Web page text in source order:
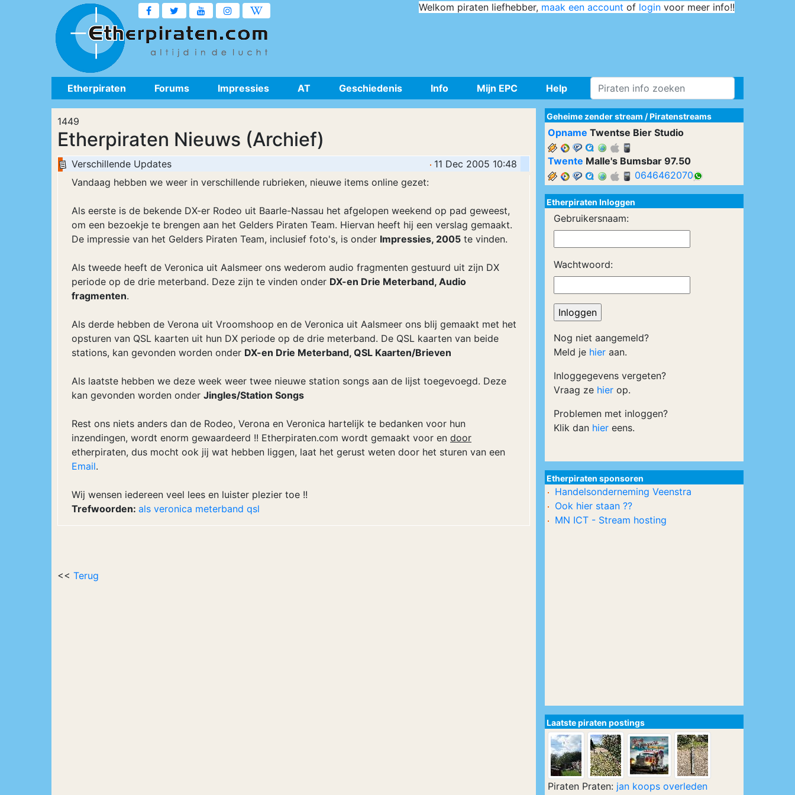
Welkom piraten liefhebber, maak een account of login voor meer info!!
Etherpiraten Forums Impressies AT Geschiedenis Info Mijn EPC Help
1449
Etherpiraten Nieuws (Archief)
Verschillende Updates
11 Dec 2005 10:48
Vandaag hebben we weer in verschillende rubrieken, nieuwe items online gezet:
Als eerste is de bekende DX-er Rodeo uit Baarle-Nassau het afgelopen weekend op pad geweest,
om een bezoekje te brengen aan het Gelders Piraten Team. Hiervan heeft hij een verslag gemaakt.
De impressie van het Gelders Piraten Team, inclusief foto's, is onder Impressies, 2005 te vinden.
Als tweede heeft de Veronica uit Aalsmeer ons wederom audio fragmenten gestuurd uit zijn DX
periode op de drie meterband. Deze zijn te vinden onder DX-en Drie Meterband, Audio
fragmenten.
Als derde hebben de Verona uit Vroomshoop en de Veronica uit Aalsmeer ons blij gemaakt met het
opsturen van QSL kaarten uit hun DX periode op de drie meterband. De QSL kaarten van beide
stations, kan gevonden worden onder DX-en Drie Meterband, QSL Kaarten/Brieven
Als laatste hebben we deze week weer twee nieuwe station songs aan de lijst toegevoegd. Deze
kan gevonden worden onder Jingles/Station Songs
Rest ons niets anders dan de Rodeo, Verona en Veronica hartelijk te bedanken voor hun
inzendingen, wordt enorm gewaardeerd !! Etherpiraten.com wordt gemaakt voor en door
etherpiraten, dus mocht ook jij wat hebben liggen, laat het gerust weten door het sturen van een
Email.
Wij wensen iedereen veel lees en luister plezier toe !!
Trefwoorden: als veronica meterband qsl
<< Terug
Geheime zender stream /Piratenstreams
Opname Twentse Bier Studio
Twente Malle's Bumsbar 97.50
0646462070
Etherpiraten Inloggen
Gebruikersnaam:
Wachtwoord:
Nog niet aangemeld?
Meld je hier aan.
Inloggegevens vergeten?
Vraag ze hier op.
Problemen met inloggen?
Klik dan hier eens.
Etherpiraten sponsoren
Handelsonderneming Veenstra
Ook hier staan ??
MN ICT - Stream hosting
Laatste piraten postings
Piraten Praten: jan koops overleden